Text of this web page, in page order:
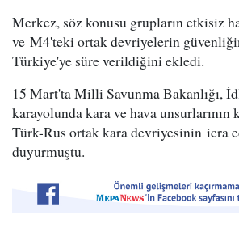
Merkez, söz konusu grupların etkisiz
ve M4'teki ortak devriyelerin
Türkiye'ye süre verildiğini ekledi.
15 Mart'ta Milli Savunma Bakanlığı,
karayolunda kara ve hava unsurlarının
Türk-Rus ortak kara devriyesinin icra
duyurmuştu.